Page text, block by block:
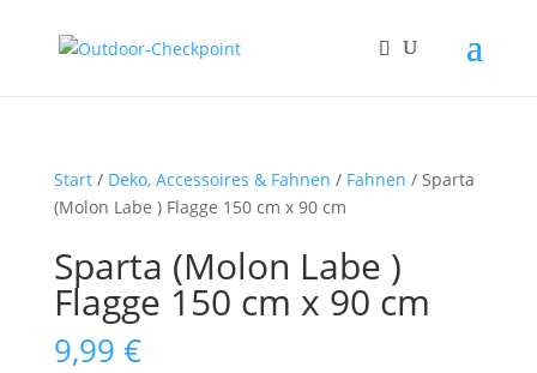
Start/ Deko, Accessoires & Fahnen / Fahnen / Sparta
(Molon Labe ) Flagge 150 cm x 90 cm
Sparta (Molon Labe )
Flagge 150 cm x 90 cm
9,99 €